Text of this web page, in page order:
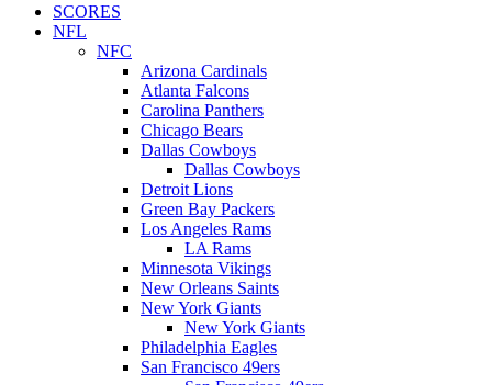
SCORES
NFL
NFC
Arizona Cardinals
Atlanta Falcons
Carolina Panthers
Chicago Bears
Dallas Cowboys
Dallas Cowboys
Detroit Lions
Green Bay Packers
Los Angeles Rams
LA Rams
Minnesota Vikings
New Orleans Saints
New York Giants
New York Giants
Philadelphia Eagles
San Francisco 49ers